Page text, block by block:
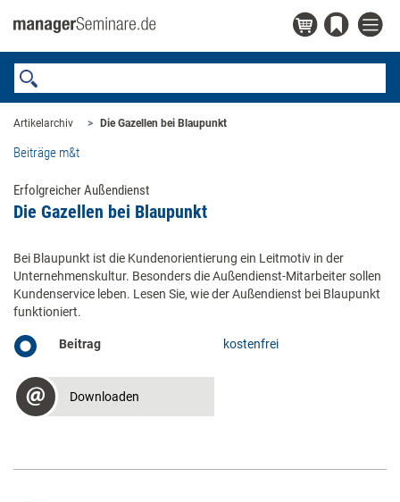
Artikelarchiv Die Gazellen bei Blaupunkt
Beiträge m&t
Erfolgreicher Außendienst
Die Gazellen bei Blaupunkt
Bei Blaupunkt ist die Kundenorientierung ein Leitmotiv in der
Unternehmenskultur. Besonders die Außendienst-Mitarbeiter sollen
Kundenservice leben. Lesen Sie, wie der Außendienst bei Blaupunkt
funktioniert.
Beitrag kostenfrei
Downloaden